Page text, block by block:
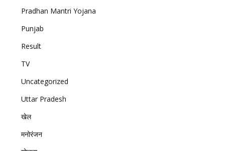
Pradhan Mantri Yojana
Punjab
Result
TV
Uncategorized
Uttar Pradesh
खेल
मनोरंजन